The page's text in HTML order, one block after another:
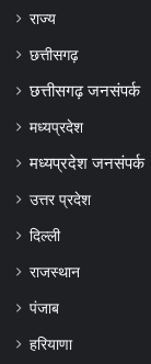
राज्य
छत्तीसगढ़
छत्तीसगढ़ जनसंपर्क
मध्यप्रदेश
मध्यप्रदेश जनसंपर्क
उत्तर प्रदेश
दिल्ली
राजस्थान
पंजाब
हरियाणा